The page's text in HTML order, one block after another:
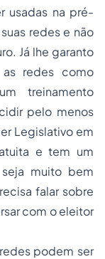
usadas na pré-
redes e não
Já lhe garanto
redes como
treinamento
pelo menos
Legislativo em
e tem um
muito bem
falar sobre
com o eleitor
podem ser